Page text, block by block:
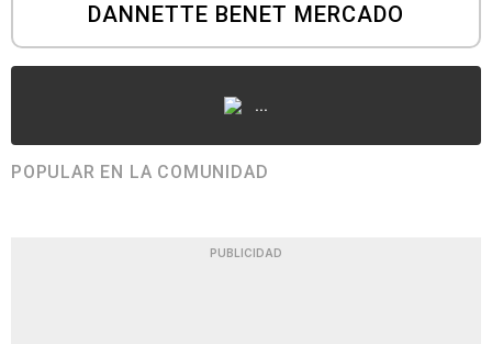
DANNETTE BENET MERCADO
...
POPULAR EN LA COMUNIDAD
PUBLICIDAD